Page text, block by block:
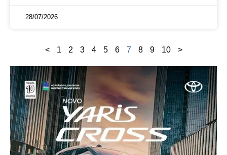
28/07/2026
< 1 2 3 4 5 6 7 8 9 10 >